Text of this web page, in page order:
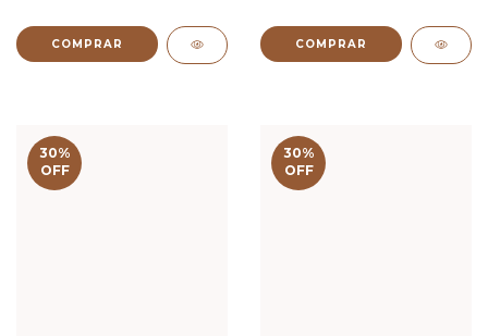
COMPRAR COMPRAR
30%
OFF
30%
OFF